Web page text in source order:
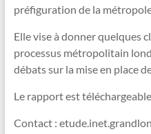
préfiguration de la
Elle vise à donner quelques
processus métropolitain
débats sur la mise en place
Le rapport est téléchargeable
Contact :